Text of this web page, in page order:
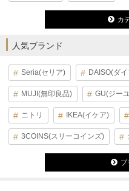
カ
人気ブランド
Seria(セリア) DAISO(ダ
MUJI(無印良品) GU(ジー
ニトリ IKEA(イケア)
3COINS(スリーコインズ)
ブ